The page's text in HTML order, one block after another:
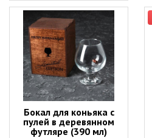
Бокал для коньяка с
пулей в деревянном
футляре (390 мл)